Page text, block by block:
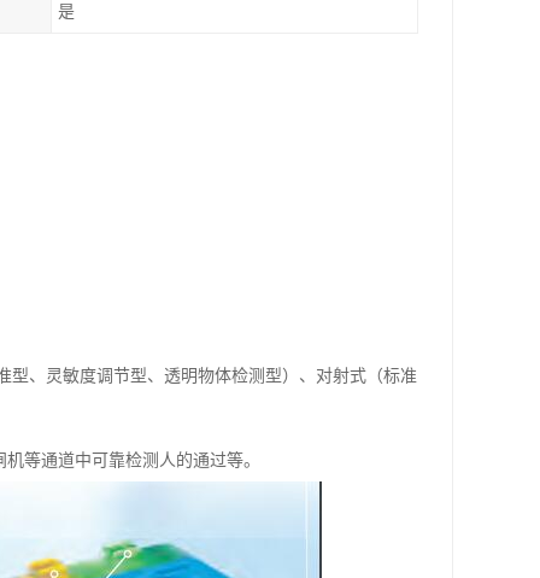
是
、灵敏度调节型、透明物体检测型）、对射式（标准
等通道中可靠检测人的通过等。